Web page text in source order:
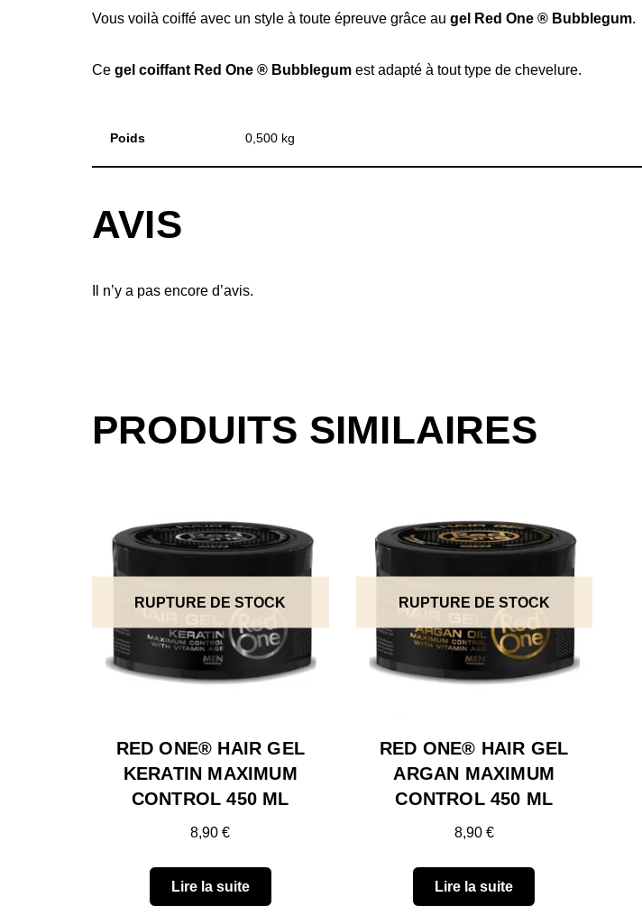
Vous voilà coiffé avec un style à toute épreuve grâce au gel Red One ® Bubblegum.
Ce gel coiffant Red One ® Bubblegum est adapté à tout type de chevelure.
Poids 0,500 kg
AVIS
Il n’y a pas encore d’avis.
PRODUITS SIMILAIRES
RUPTURE DE STOCK
RED ONE® HAIR GEL
KERATIN MAXIMUM
CONTROL 450 ML
8,90€
Lire la suite
RUPTURE DE STOCK
RED ONE® HAIR GEL
ARGAN MAXIMUM
CONTROL 450 ML
8,90 €
Lire la suite